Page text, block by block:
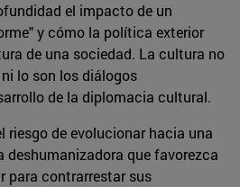
el impacto de un
y cómo la política exterior
de una sociedad. La cultura no
lo son los diálogos
de la diplomacia cultural.
riesgo de evolucionar hacia una
que favorezca
para contrarrestar sus